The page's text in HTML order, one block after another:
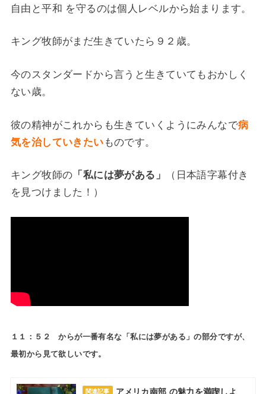
自由と平和 を守るのは個人レベルから始まります。
キング牧師がまだ生きていたら９２歳。
今のスタンダードから言うと生きていてもおかしく
ない歳。
彼の精神がこれからも生きていくようにみんなで病
気を治していきたい ものです。
キング牧師の 「私には夢がある」
（日本語字幕付き
を見つけました！）
１１：５２ からが一番有名な「私には夢がある」の部分ですが、
最初から見て欲しいです。
関連記事
アメリカ南部 の魅力を満喫しよ